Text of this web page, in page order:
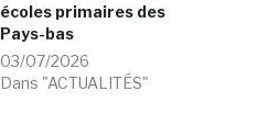
écoles primaires des
Pays-bas
03/07/2026
Dans "ACTUALITÉS"